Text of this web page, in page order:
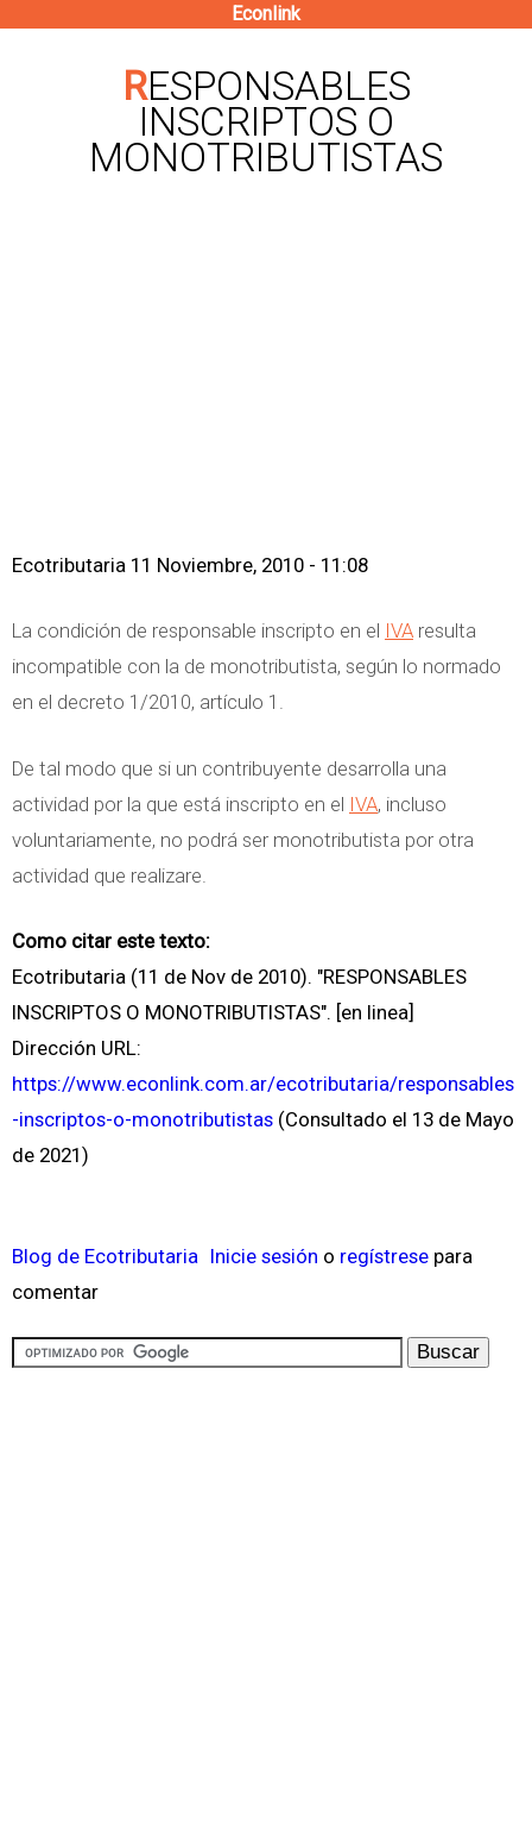
contenido
principal
Econlink
RESPONSABLES
INSCRIPTOS O
MONOTRIBUTISTAS
Ecotributaria 11 Noviembre, 2010 - 11:08
La condición de responsable inscripto en el IVA resulta
incompatible con la de monotributista, según lo normado
en el decreto 1/2010, artículo 1.
De tal modo que si un contribuyente desarrolla una
actividad por la que está inscripto en el IVA, incluso
voluntariamente, no podrá ser monotributista por otra
actividad que realizare.
Como citar este texto:
Ecotributaria (11 de Nov de 2010). "RESPONSABLES
INSCRIPTOS O MONOTRIBUTISTAS". [en linea]
Dirección URL:
https://www.econlink.com.ar/ecotributaria/responsables
-inscriptos-o-monotributistas (Consultado el 13 de Mayo
de 2021)
Blog de Ecotributaria Inicie sesión o regístrese para
comentar